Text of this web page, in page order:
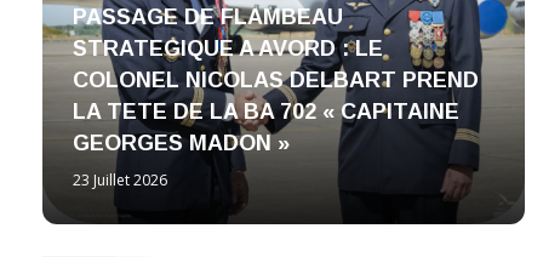
PASSAGE DE FLAMBEAU
STRATEGIQUE A AVORD : LE
COLONEL NICOLAS DELBART PREND
LA TETE DE LA BA 702 « CAPITAINE
GEORGES MADON »
23 Juillet 2026